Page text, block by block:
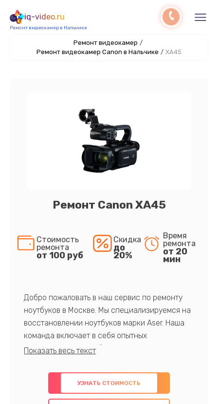
iq-video.ru
Ремонт видеокамер в Нальчике
Ремонт видеокамер /
Ремонт видеокамер Canon в Нальчике / XA45
Ремонт Canon XA45
Стоимость
ремонта
от 100 руб
Скидка
до
20%
Время
ремонта
от 20
мин
Добро пожаловать в наш сервис по ремонту
ноутбуков в Москве. Мы специализируемся на
восстановлении ноутбуков марки Aser. Наша
команда включает в себя опытных
профессионалов с обширными знаниями и
предлагаем быстрый и качественный ремонт с
использованием оригинальных компонентов, а
также гарантируем качество всех
УЗНАТЬ СТОИМОСТЬ